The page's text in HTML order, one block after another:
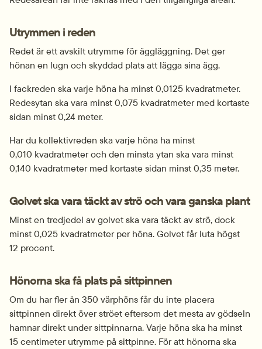
Utrymmen i reden
Redet är ett avskilt utrymme för äggläggning. Det ger
hönan en lugn och skyddad plats att lägga sina ägg.
I fackreden ska varje höna ha minst 0,0125 kvadratmeter.
Redesytan ska vara minst 0,075 kvadratmeter med kortaste
sidan minst 0,24 meter.
Har du kollektivreden ska varje höna ha minst
0,010 kvadratmeter och den minsta ytan ska vara minst
0,140 kvadratmeter med kortaste sidan minst 0,35 meter.
Golvet ska vara täckt av strö och vara ganska plant
Minst en tredjedel av golvet ska vara täckt av strö, dock
minst 0,025 kvadratmeter per höna. Golvet får luta högst
12 procent.
Hönorna ska få plats på sittpinnen
Om du har fler än 350 värphöns får du inte placera
sittpinnen direkt över ströet eftersom det mesta av gödseln
hamnar direkt under sittpinnarna. Varje höna ska ha minst
15 centimeter utrymme på sittpinne. För att hönorna ska